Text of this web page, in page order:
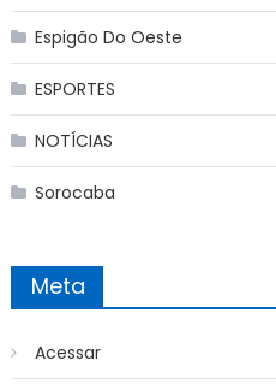
Espigão Do Oeste
ESPORTES
NOTÍCIAS
Sorocaba
Meta
Acessar